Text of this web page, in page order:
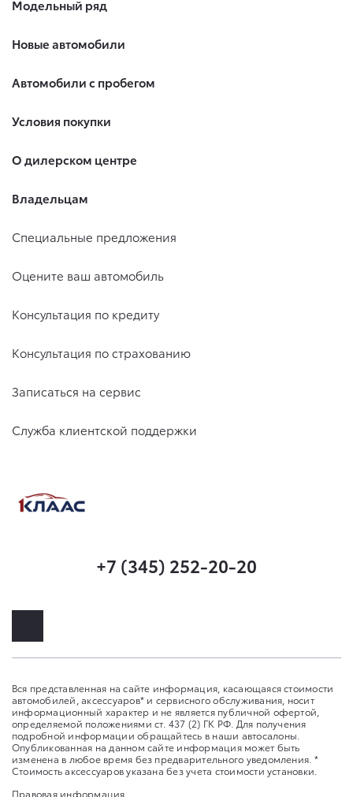
Модельный ряд
Новые автомобили
Автомобили с пробегом
Условия покупки
О дилерском центре
Владельцам
Специальные предложения
Оцените ваш автомобиль
Консультация по кредиту
Консультация по страхованию
Записаться на сервис
Служба клиентской поддержки
+7 (345) 252-20-20
Вся представленная на сайте информация, касающаяся стоимости
автомобилей, аксессуаров* и сервисного обслуживания, носит
информационный характер и не является публичной офертой,
определяемой положениями ст. 437 (2) ГК РФ. Для получения
подробной информации обращайтесь в наши автосалоны.
Опубликованная на данном сайте информация может быть
изменена в любое время без предварительного уведомления. *
Стоимость аксессуаров указана без учета стоимости установки.
Правовая информация